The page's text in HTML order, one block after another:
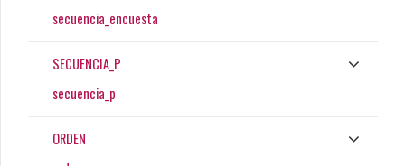
secuencia_encuesta
SECUENCIA_P
secuencia_p
ORDEN